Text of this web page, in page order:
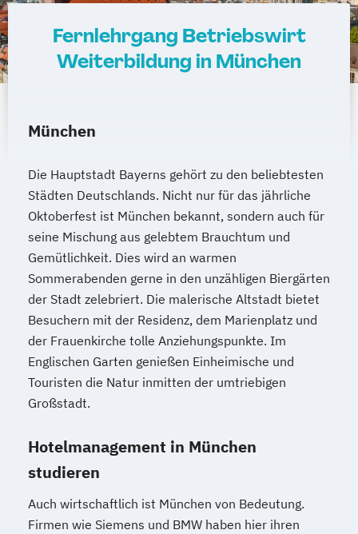
Fernlehrgang Betriebswirt
Weiterbildung in München
München
Die Hauptstadt Bayerns gehört zu den beliebtesten
Städten Deutschlands. Nicht nur für das jährliche
Oktoberfest ist München bekannt, sondern auch für
seine Mischung aus gelebtem Brauchtum und
Gemütlichkeit. Dies wird an warmen
Sommerabenden gerne in den unzähligen Biergärten
der Stadt zelebriert. Die malerische Altstadt bietet
Besuchern mit der Residenz, dem Marienplatz und
der Frauenkirche tolle Anziehungspunkte. Im
Englischen Garten genießen Einheimische und
Touristen die Natur inmitten der umtriebigen
Großstadt.
Hotelmanagement in München
studieren
Auch wirtschaftlich ist München von Bedeutung.
Firmen wie Siemens und BMW haben hier ihren